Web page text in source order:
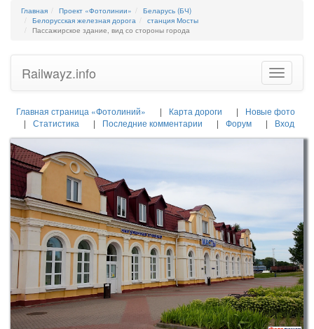
Главная Проект «Фотолинии»
Беларусь (БЧ)
Белорусская железная дорога
станция Мосты
Пассажирское здание, вид со стороны города
Toggle
Railwayz.info
Главная страница «Фотолиний» Карта дороги
Новые фото
Статистика
Последние комментарии Форум Вход